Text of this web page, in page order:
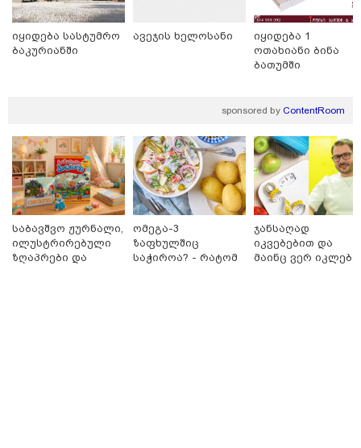
23:04 / 09-08-2026
ცნობილია, თუ სად შეძლებენ მშობლები სასურველი
ზომისა და მოდელის სასკოლო ფორმების შეძენას
იყიდება სასტუმრო
ბაკურიანში
ავეჯის ხელოსანი
იყიდება 1
ოთახიანი ბინა
ბათუმში
sponsored by ContentRoom
საბავშვო ჟურნალი,
ილუსტრირებული
ზღაპრები და
ომეგა-3
ზაფხულშიც
საჭიროა? - რატომ
ჯანსაღად
იკვებებით და
მაინც ვერ იკლებთ